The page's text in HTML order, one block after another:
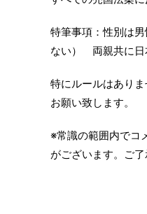
特筆事項：性別は
ない） 両親共に日
特にルールはあり
お願い致します。
※常識の範囲内でコ
がございます。ご了